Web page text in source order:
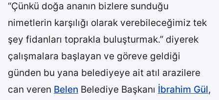
“Çünkü doğa ananın bizlere sunduğu
nimetlerin karşılığı olarak verebileceğimiz tek
şey fidanları toprakla buluşturmak.” diyerek
çalışmalara başlayan ve göreve geldiği
günden bu yana belediyeye ait atıl arazilere
can veren Belen Belediye Başkanı İbrahim Gül,